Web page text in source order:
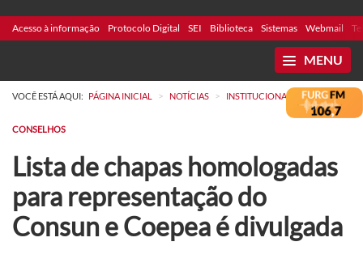
Acesso à informação Protocolo Digital SEI Biblioteca Sistemas Webmail
MENU
VOCÊ ESTÁ AQUI: PÁGINA INICIAL > NOTÍCIAS > INSTITUCIONAL
CONSELHOS
Lista de chapas homologadas
para representação do
Consun e Coepea é divulgada